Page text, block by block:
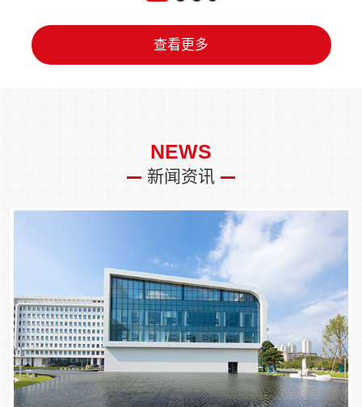
查看更多
NEWS
新闻资讯